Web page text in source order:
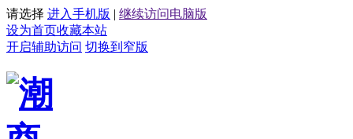
请选择 进入手机版 | 继续访问电脑版
设为首页收藏本站
开启辅助访问 切换到窄版